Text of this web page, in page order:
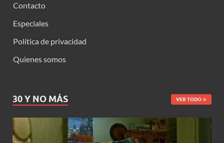
Contacto
Especiales
Política de privacidad
Quienes somos
30 Y NO MÁS VER TODO